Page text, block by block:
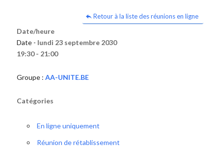
Retour à la liste des réunions en ligne
Date/heure
Date - lundi 23 septembre 2030
19:30 - 21:00
Groupe : AA-UNITE.BE
Catégories
En ligne uniquement
Réunion de rétablissement